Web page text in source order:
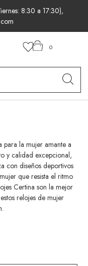
8:30 a 17:30),
0
para la mujer amante a
y calidad excepcional,
con diseños deportivos
que resista el ritmo
Certina son la mejor
relojes de mujer